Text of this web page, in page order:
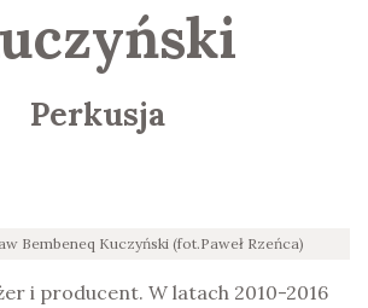
Perkusja
Bembeneq Kuczyński (fot.Paweł Rzeńca)
i producent. W latach 2010-2016